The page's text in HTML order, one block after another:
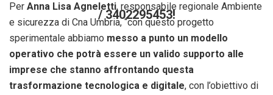
/ 3402295453!
Per Anna Lisa Agneletti, responsabile regionale Ambiente
e sicurezza di Cna Umbria, “con questo progetto
sperimentale abbiamo messo a punto un modello
operativo che potrà essere un valido supporto alle
imprese che stanno affrontando questa
trasformazione tecnologica e digitale, con l’obiettivo di